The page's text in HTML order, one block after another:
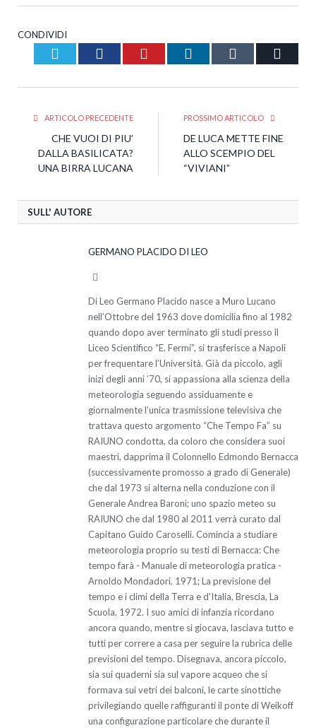
CONDIVIDI
Twitter Facebook Pinterest LinkedIn Tumblr
ARTICOLO PRECEDENTE
CHE VUOI DI PIU’
DALLA BASILICATA?
UNA BIRRA LUCANA
PROSSIMO ARTICOLO
DE LUCA METTE FINE
ALLO SCEMPIO DEL
“VIVIANI”
SULL' AUTORE
GERMANO PLACIDO DI LEO
Di Leo Germano Placido nasce a Muro Lucano
nell’Ottobre del 1963 dove domicilia fino al 1982
quando dopo aver terminato gli studi presso il
Liceo Scientifico “E. Fermi”, si trasferisce a Napoli
per frequentare l’Università. Già da piccolo, agli
inizi degli anni ’70, si appassiona alla scienza della
meteorologia seguendo assiduamente e
giornalmente l’unica trasmissione televisiva che
trattava questo argomento “Che Tempo Fa” su
RAIUNO condotta, da coloro che considera suoi
maestri, dapprima il Colonnello Edmondo Bernacca
(successivamente promosso a grado di Generale)
che dal 1973 si alterna nella conduzione con il
Generale Andrea Baroni; uno spazio meteo su
RAIUNO che dal 1980 al 2011 verrà curato dal
Capitano Guido Caroselli. Comincia a studiare
meteorologia proprio su testi di Bernacca: Che
tempo farà - Manuale di meteorologia pratica -
Arnoldo Mondadori, 1971; La previsione del
tempo e i climi della Terra e d'Italia, Brescia, La
Scuola, 1972. I suo amici di infanzia ricordano
ancora quando, mentre si giocava, lasciava tutto e
tutti per correre a casa per seguire la rubrica delle
previsioni del tempo. Disegnava, ancora piccolo,
sia sui quaderni sia sul vapore acqueo che si
formava sui vetri dei balconi, le carte sinottiche
privilegiando quelle raffiguranti il ponte di Weikoff
una configurazione particolare che durante il